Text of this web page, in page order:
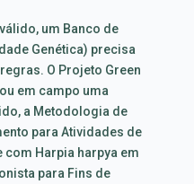
um Banco de
Genética) precisa
O Projeto Green
em campo uma
a Metodologia de
para Atividades de
Harpia harpya em
para Fins de